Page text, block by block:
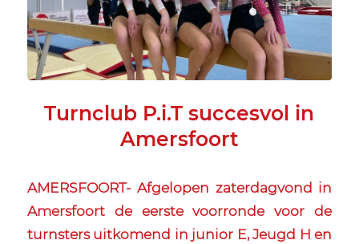
Turnclub P.i.T succesvol in
Amersfoort
AMERSFOORT- Afgelopen zaterdagvond in
Amersfoort de eerste voorronde voor de
turnsters uitkomend in junior E, Jeugd H en